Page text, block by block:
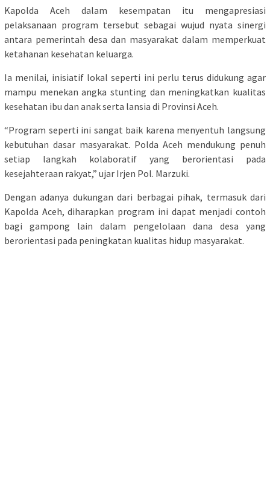
Kapolda Aceh dalam kesempatan itu mengapresiasi
pelaksanaan program tersebut sebagai wujud nyata sinergi
antara pemerintah desa dan masyarakat dalam memperkuat
ketahanan kesehatan keluarga.
Ia menilai, inisiatif lokal seperti ini perlu terus didukung agar
mampu menekan angka stunting dan meningkatkan kualitas
kesehatan ibu dan anak serta lansia di Provinsi Aceh.
“Program seperti ini sangat baik karena menyentuh langsung
kebutuhan dasar masyarakat. Polda Aceh mendukung penuh
setiap langkah kolaboratif yang berorientasi pada
kesejahteraan rakyat,” ujar Irjen Pol. Marzuki.
Dengan adanya dukungan dari berbagai pihak, termasuk dari
Kapolda Aceh, diharapkan program ini dapat menjadi contoh
bagi gampong lain dalam pengelolaan dana desa yang
berorientasi pada peningkatan kualitas hidup masyarakat.